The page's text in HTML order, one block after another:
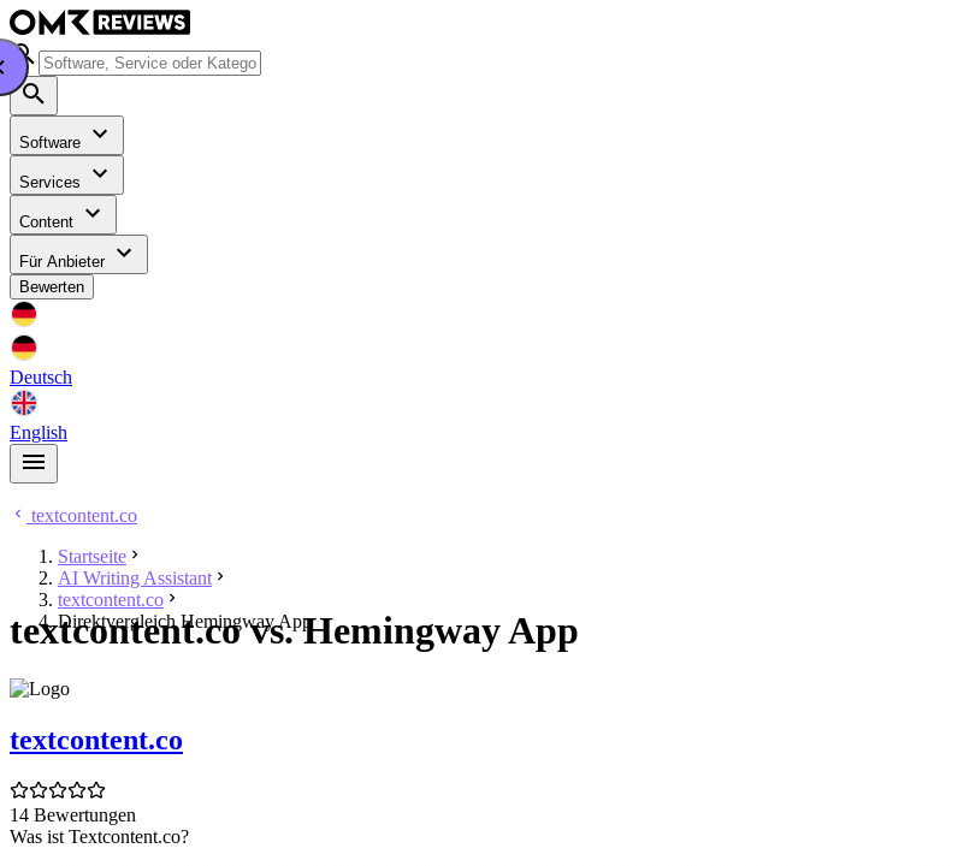
Software
Services
Content
Für Anbieter
Bewerten
Deutsch
English
textcontent.co
Startseite
AI Writing Assistant
textcontent.co
Direktvergleich Hemingway App
textcontent.co vs. Hemingway App
textcontent.co
14 Bewertungen
Was ist Textcontent.co?